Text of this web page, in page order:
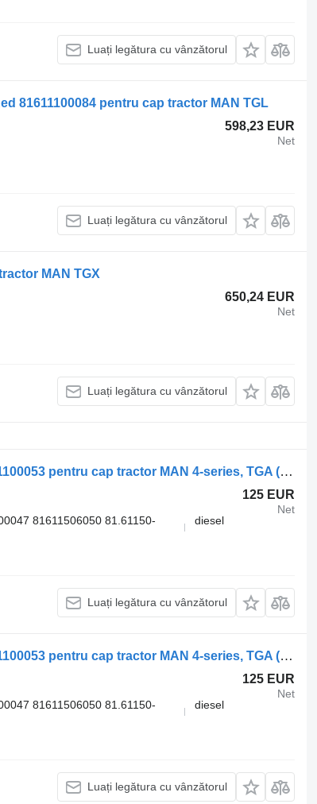
Luați legătura cu vânzătorul
81611100084 pentru cap tractor MAN TGL
598,23 EUR
Net
Luați legătura cu vânzătorul
MAN TGX
650,24 EUR
Net
Luați legătura cu vânzătorul
Grilă radiator MAN TGA 26.440 (01.00-) 81611100053 pentru cap tractor MAN 4-series, TGA (1993-2009)
125 EUR
Net
81611506050 81.61150-
diesel
Luați legătura cu vânzătorul
Grilă radiator MAN TGA 26.460 (01.00-) 81611100053 pentru cap tractor MAN 4-series, TGA (1993-2009)
125 EUR
Net
81611506050 81.61150-
diesel
Luați legătura cu vânzătorul